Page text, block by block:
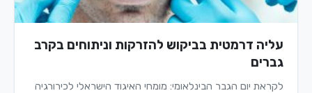
עליה דרמטית בביקוש להזרקות וניתוחים בקרב
גברים
לקראת יום הגבר הבינלאומי: מומחי האיגוד הישראלי לכירורגיה